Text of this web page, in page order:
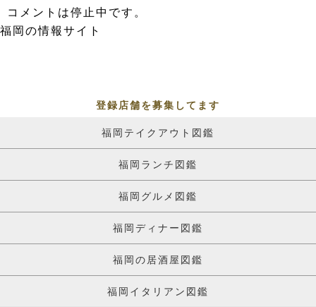
コメントは停止中です。
福岡の情報サイト
登録店舗を募集してます
福岡テイクアウト図鑑
福岡ランチ図鑑
福岡グルメ図鑑
福岡ディナー図鑑
福岡の居酒屋図鑑
福岡イタリアン図鑑